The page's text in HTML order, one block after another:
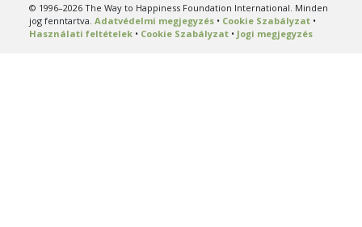
© 1996–2026 The Way to Happiness Foundation International. Minden
jog fenntartva. Adatvédelmi megjegyzés• Cookie Szabályzat•
Használati feltételek• Cookie Szabályzat• Jogi megjegyzés